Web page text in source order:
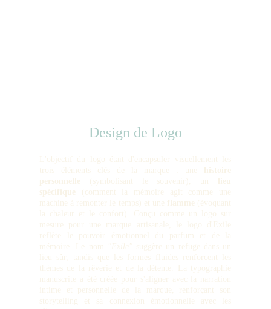
L'objectif du logo était d'encapsuler visuellement les
trois éléments clés de la marque : une
histoire
personnelle (symbolisant le souvenir), un
lieu
spécifique (comment la mémoire agit comme une
machine à remonter le temps) et une
flamme (évoquant
la chaleur et le confort). Conçu comme un logo sur
mesure pour une marque artisanale, le logo d'Exile
reflète le pouvoir émotionnel du parfum et de la
mémoire. Le nom
"Exile"
suggère un refuge dans un
lieu sûr, tandis que les formes fluides renforcent les
thèmes de la rêverie et de la détente. La typographie
manuscrite a été créée pour s'aligner avec la narration
intime et personnelle de la marque, renforçant son
storytelling et sa connexion émotionnelle avec les
Design de Logo